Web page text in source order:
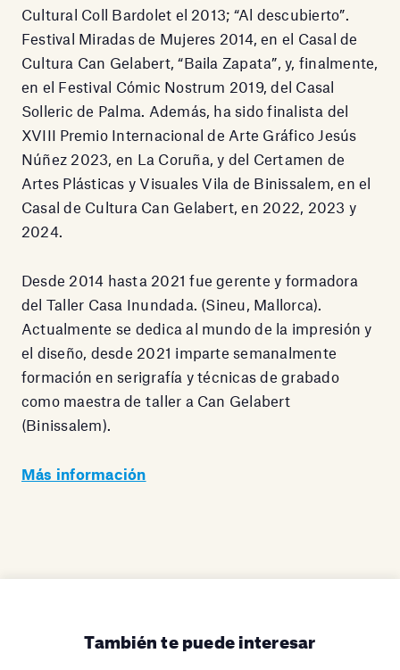
Cultural Coll Bardolet el 2013; “Al descubierto”.
Festival Miradas de Mujeres 2014, en el Casal de
Cultura Can Gelabert, “Baila Zapata”, y, finalmente,
en el Festival Cómic Nostrum 2019, del Casal
Solleric de Palma. Además, ha sido finalista del
XVIII Premio Internacional de Arte Gráfico Jesús
Núñez 2023, en La Coruña, y del Certamen de
Artes Plásticas y Visuales Vila de Binissalem, en el
Casal de Cultura Can Gelabert, en 2022, 2023 y
2024.
Desde 2014 hasta 2021 fue gerente y formadora
del Taller Casa Inundada. (Sineu, Mallorca).
Actualmente se dedica al mundo de la impresión y
el diseño, desde 2021 imparte semanalmente
formación en serigrafía y técnicas de grabado
como maestra de taller a Can Gelabert
(Binissalem).
Más información
También te puede interesar